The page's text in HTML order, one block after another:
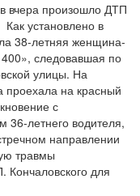
вчера произошло ДТП
Как установлено в
38-летняя женщина-
следовавшая по
улицы. На
проехала на красный
с
36-летнего водителя,
направлении
травмы
Кончаловского для